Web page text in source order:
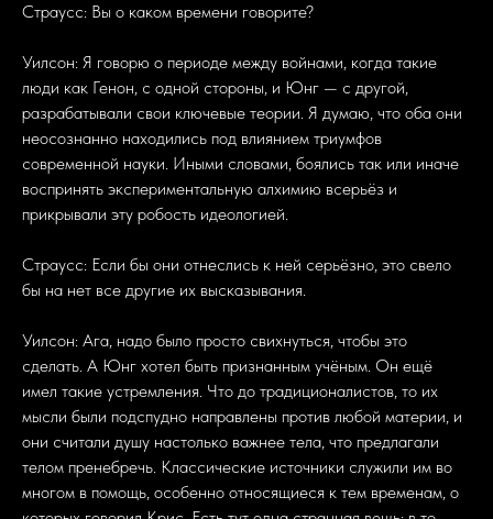
Страусс: Вы о каком времени говорите?
Уилсон: Я говорю о периоде между войнами, когда такие
люди как Генон, с одной стороны, и Юнг — с другой,
разрабатывали свои ключевые теории. Я думаю, что оба они
неосознанно находились под влиянием триумфов
современной науки. Иными словами, боялись так или иначе
воспринять экспериментальную алхимию всерьёз и
прикрывали эту робость идеологией.
Страусс: Если бы они отнеслись к ней серьёзно, это свело
бы на нет все другие их высказывания.
Уилсон: Ага, надо было просто свихнуться, чтобы это
сделать. А Юнг хотел быть признанным учёным. Он ещё
имел такие устремления. Что до традиционалистов, то их
мысли были подспудно направлены против любой материи, и
они считали душу настолько важнее тела, что предлагали
телом пренебречь. Классические источники служили им во
многом в помощь, особенно относящиеся к тем временам, о